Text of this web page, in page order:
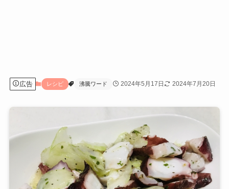
広告 レシピ 沸騰ワード 2024年5月17日 2024年7月20日